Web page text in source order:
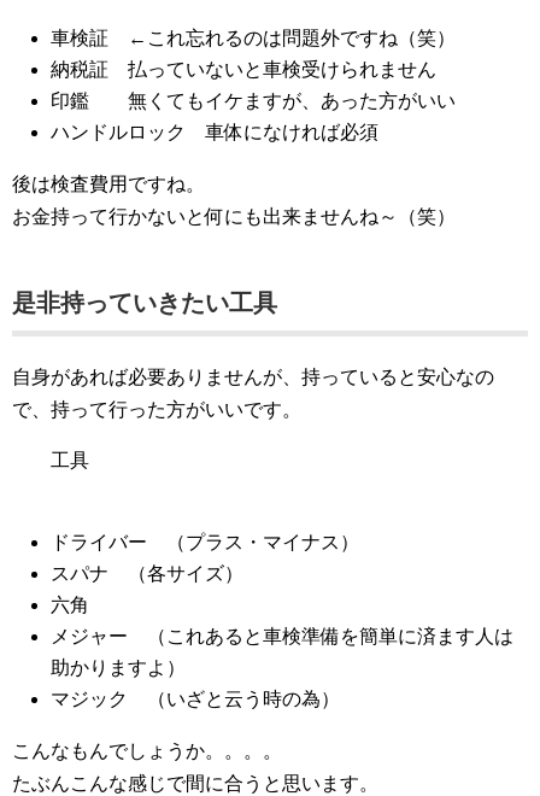
車検証 ←これ忘れるのは問題外ですね（笑）
納税証 払っていないと車検受けられません
印鑑 無くてもイケますが、あった方がいい
ハンドルロック 車体になければ必須
後は検査費用ですね。
お金持って行かないと何にも出来ませんね～（笑）
是非持っていきたい工具
自身があれば必要ありませんが、持っていると安心なの
で、持って行った方がいいです。
工具
ドライバー （プラス・マイナス）
スパナ （各サイズ）
六角
メジャー （これあると車検準備を簡単に済ます人は
助かりますよ）
マジック （いざと云う時の為）
こんなもんでしょうか。。。。
たぶんこんな感じで間に合うと思います。